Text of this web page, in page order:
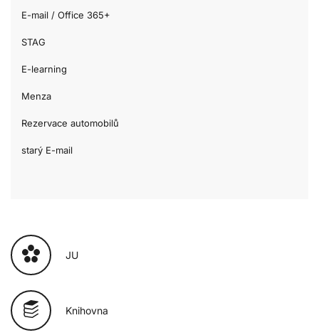
E-mail / Office 365+
STAG
E-learning
Menza
Rezervace automobilů
starý E-mail
JU
Knihovna